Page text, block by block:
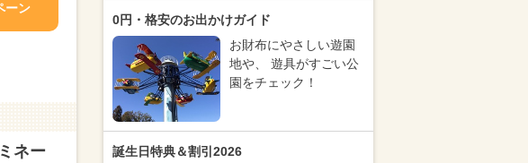
ーン
ネー
0円・格安のお出かけガイド
お財布にやさしい遊園
地や、 遊具がすごい公
園をチェック！
誕生日特典＆割引2026